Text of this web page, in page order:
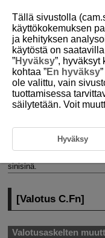
D388-236
Valinnaisten
[Valotus C.Fn]
[Muu C.Fn/Nollaa]
Voit mukauttaa kameran
sinisinä.
[Valotus C.Fn]
Valotusaskelten
Tällä sivustolla
käyttökokemuksen
ja kehityksen
käytöstä on saatavilla
”Hyväksy”, hyväksyt
kohtaa ”En hyväksy
ole valittu, vain
tuottamisessa
säilytetään. Voit
Hyväksy